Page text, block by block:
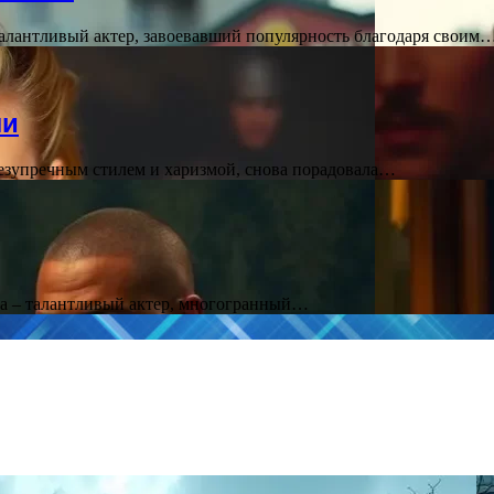
актер, завоевавший популярность благодаря
стилем и харизмой, снова порадовала…
– талантливый актер, многогранный…